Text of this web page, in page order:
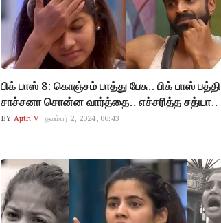
பிக் பாஸ் 8: கொஞ்சம் பாத்து பேசு.. பிக் பாஸ் பத்தி
சாச்சனா சொன்ன வார்த்தை.. எச்சரித்த சத்யா..
BY Ajith V நவம்பர் 2, 2024, 06:43